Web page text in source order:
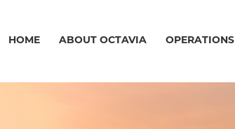
HOME ABOUT OCTAVIA OPERATIONS